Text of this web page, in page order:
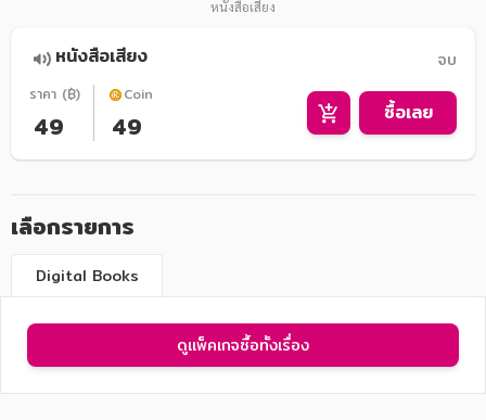
หนังสือเสียง
หนังสือเสียง จบ
ราคา (฿)
49
Coin
49 ซื้อเลย
เลือกรายการ
Digital Books
ดูแพ็คเกจซื้อทั้งเรื่อง